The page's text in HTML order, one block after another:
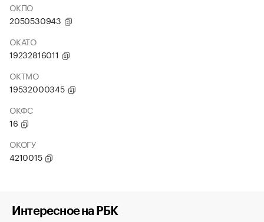
ОКПО
2050530943
ОКАТО
19232816011
ОКТМО
19532000345
ОКФС
16
ОКОГУ
4210015
Интересное на РБК